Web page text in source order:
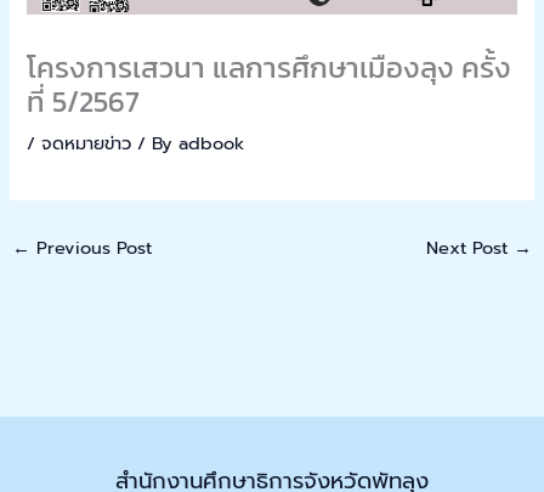
โครงการเสวนา แลการศึกษาเมืองลุง ครั้ง
ที่ 5/2567
/จดหมายข่าว / Byadbook
← Previous Post Next Post →
สำนักงานศึกษาธิการจังหวัดพัทลุง